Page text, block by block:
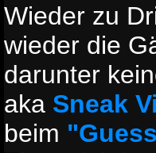
Wieder zu
wieder die
darunter
aka Sneak
beim